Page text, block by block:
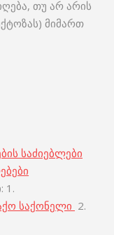
თუ არ არის
მიმართ
საძიებლები
1.
საქონელი 2.